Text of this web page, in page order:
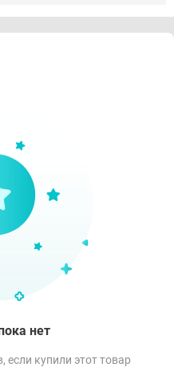
нет
купили этот товар